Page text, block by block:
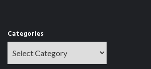
Categories